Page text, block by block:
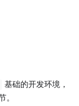
基础的开发环境，
。